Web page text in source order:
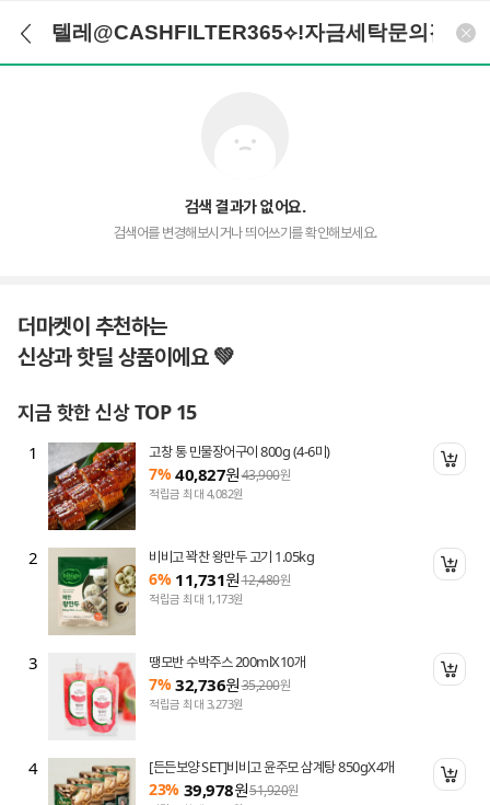
검색어 입력 검
검색 결과가 없어요.
검색어를 변경해보시거나 띄어쓰기를 확인해보세요.
더마켓이 추천하는
신상과 핫딜 상품이에요 💚
지금 핫한 신상 TOP 15
담기
담기
담기
담기
1 고창 통 민물장어구이 800g (4-6미)
7% 40,827원43,900원
적립금 최대 4,082원
2 비비고 꽉찬 왕만두 고기 1.05kg
6% 11,731원12,480원
적립금 최대 1,173원
3 땡모반 수박주스 200mlX10개
7% 32,736원35,200원
적립금 최대 3,273원
4 [든든보양 SET]비비고 윤주모 삼계탕 850gX4개
23% 39,978원51,920원